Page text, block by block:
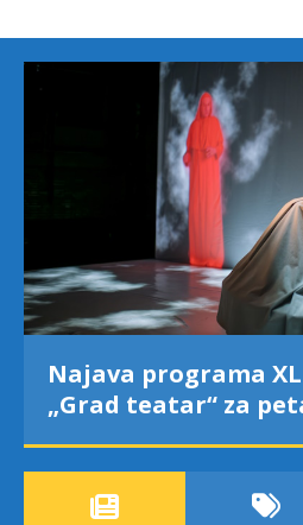
Najava programa
„Grad teatar“ za